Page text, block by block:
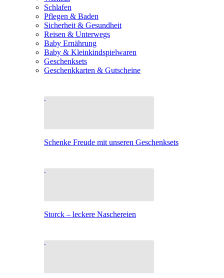
Schlafen
Pflegen & Baden
Sicherheit & Gesundheit
Reisen & Unterwegs
Baby Ernährung
Baby & Kleinkindspielwaren
Geschenksets
Geschenkkarten & Gutscheine
Schenke Freude mit unseren Geschenksets
Storck – leckere Naschereien